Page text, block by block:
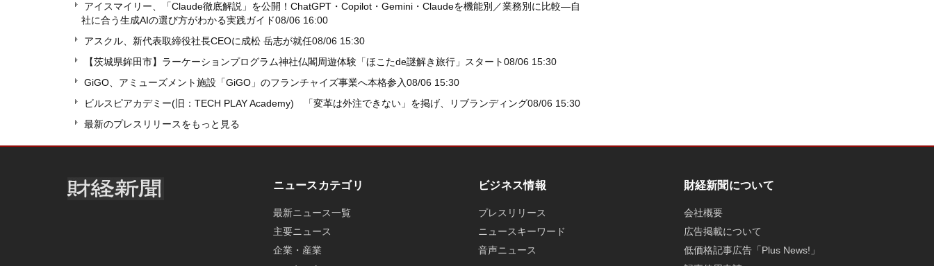
アイスマイリー、「Claude徹底解説」を公開！ChatGPT・Copilot・Gemini・Claudeを機能別／業務別に比較―自
社に合う生成AIの選び方がわかる実践ガイド08/06 16:00
アスクル、新代表取締役社長CEOに成松 岳志が就任08/06 15:30
【茨城県鉾田市】ラーケーションプログラム神社仏閣周遊体験「ほこたde謎解き旅行」スタート08/06 15:30
GiGO、アミューズメント施設「GiGO」のフランチャイズ事業へ本格参入08/06 15:30
ビルスピアカデミー(旧：TECH PLAY Academy) 「変革は外注できない」を掲げ、リブランディング08/06 15:30
最新のプレスリリースをもっと見る
ニュースカテゴリ
最新ニュース一覧
主要ニュース
企業・産業
ビジネス情報
プレスリリース
ニュースキーワード
音声ニュース
財経新聞について
会社概要
広告掲載について
低価格記事広告「Plus News!」